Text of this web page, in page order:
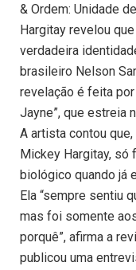
& Ordem: Unidade
Hargitay revelou
verdadeira
brasileiro Nelson
revelação é feita
Jayne”, que estreia
A artista contou
Mickey Hargitay, só
biológico quando já
Ela “sempre sentiu
mas foi somente
porquê”, afirma a
publicou uma